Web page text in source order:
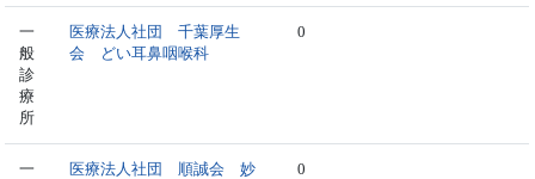
一
般
診
療
所
医療法人社団 千葉厚生
会 どい耳鼻咽喉科
0
一
医療法人社団 順誠会 妙
0